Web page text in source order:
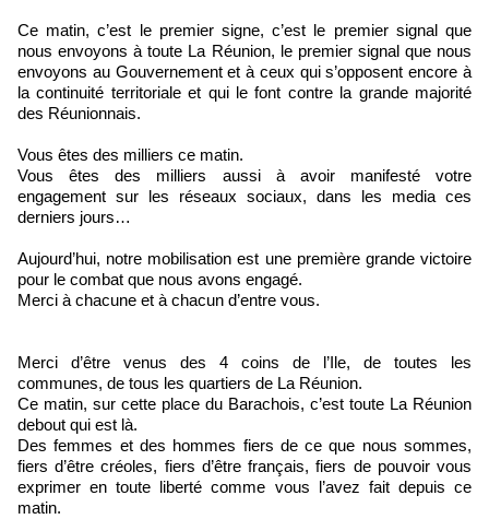
Ce matin, c’est le premier signe, c’est le premier signal que
nous envoyons à toute La Réunion, le premier signal que nous
envoyons au Gouvernement et à ceux qui s’opposent encore à
la continuité territoriale et qui le font contre la grande majorité
des Réunionnais.
Vous êtes des milliers ce matin.
Vous êtes des milliers aussi à avoir manifesté votre
engagement sur les réseaux sociaux, dans les media ces
derniers jours…
Aujourd’hui, notre mobilisation est une première grande victoire
pour le combat que nous avons engagé.
Merci à chacune et à chacun d’entre vous.
Merci d’être venus des 4 coins de l’Ile, de toutes les
communes, de tous les quartiers de La Réunion.
Ce matin, sur cette place du Barachois, c’est toute La Réunion
debout qui est là.
Des femmes et des hommes fiers de ce que nous sommes,
fiers d’être créoles, fiers d’être français, fiers de pouvoir vous
exprimer en toute liberté comme vous l’avez fait depuis ce
matin.